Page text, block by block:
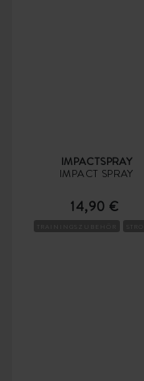
IMPACTSPRAY
IMPACT SPRAY
14,90 €